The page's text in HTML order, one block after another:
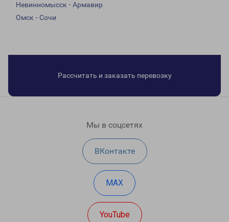
Невинномысск - Армавир
Омск - Сочи
Рассчитать и заказать перевозку
Мы в соцсетях
ВКонтакте
MAX
YouTube